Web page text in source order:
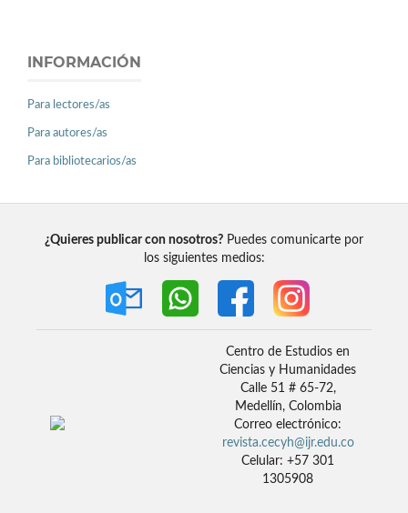
INFORMACIÓN
Para lectores/as
Para autores/as
Para bibliotecarios/as
¿Quieres publicar con nosotros? Puedes comunicarte por
los siguientes medios:
Centro de Estudios en
Ciencias y Humanidades
Calle 51 # 65-72,
Medellín, Colombia
Correo electrónico:
revista.cecyh@ijr.edu.co
Celular: +57 301
1305908